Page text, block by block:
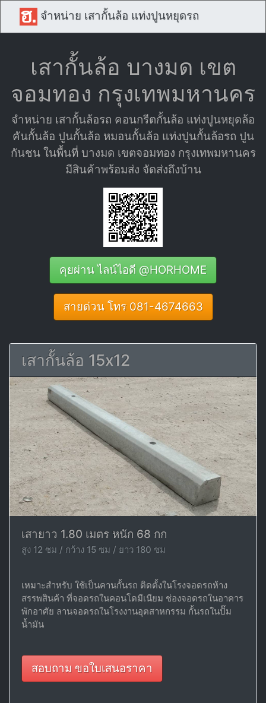
จำหน่าย เสากั้นล้อ แท่งปูนหยุดรถ
เสากั้นล้อ บางมด เขต
จอมทอง กรุงเทพมหานคร
จำหน่าย เสากั้นล้อรถ คอนกรีตกั้นล้อ แท่งปูนหยุดล้อ
คันกั้นล้อ ปูนกั้นล้อ หมอนกั้นล้อ แท่งปูนกั้นล้อรถ ปูน
กันชน ในพื้นที่ บางมด เขตจอมทอง กรุงเทพมหานคร
มีสินค้าพร้อมส่ง จัดส่งถึงบ้าน
คุยผ่าน ไลน์ไอดี @HORHOME
สายด่วน โทร 081-4674663
เสากั้นล้อ 15x12
เสายาว 1.80 เมตร หนัก 68 กก
สูง 12 ซม / กว้าง 15 ซม / ยาว 180 ซม
เหมาะสำหรับ ใช้เป็นคานกั้นรถ ติดตั้งในโรงจอดรถห้าง
สรรพสินค้า ที่จอดรถในคอนโดมีเนียม ช่องจอดรถในอาคาร
พักอาศัย ลานจอดรถในโรงงานอุตสาหกรรม กั้นรถในปั๊ม
น้ำมัน
สอบถาม ขอใบเสนอราคา